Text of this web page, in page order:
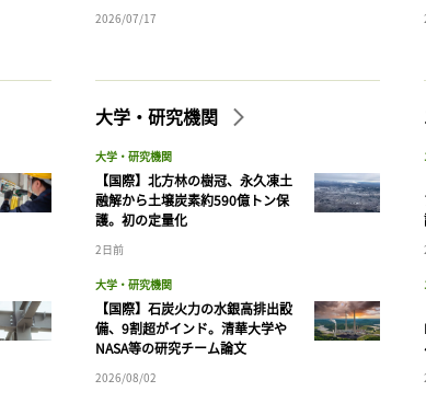
2026/07/17
大学・研究機関
大学・研究機関
【国際】北方林の樹冠、永久凍土
融解から土壌炭素約590億トン保
護。初の定量化
2日前
大学・研究機関
【国際】石炭火力の水銀高排出設
備、9割超がインド。清華大学や
NASA等の研究チーム論文
2026/08/02